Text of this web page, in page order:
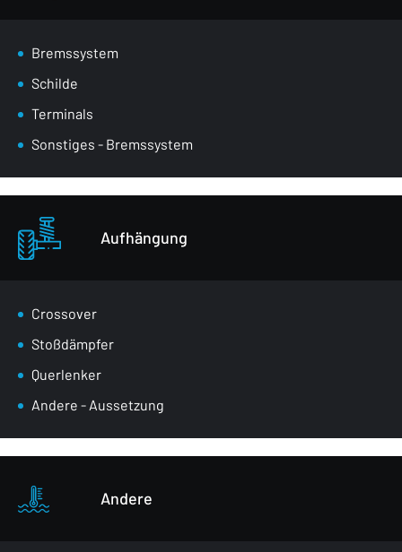
Bremssystem
Schilde
Terminals
Sonstiges - Bremssystem
Aufhängung
Crossover
Stoßdämpfer
Querlenker
Andere - Aussetzung
Andere